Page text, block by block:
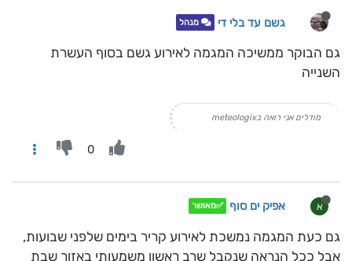
גשם עד בלי די מנהל
גם הבוקר ממשיכה המגמה לאירוע גשם בסוף העשרת
השנייה
מודלים אני רואה בmeteologix
0
א אפיק ים סוף ✅מאושר
גם כעת המגמה נמשכת לאירוע קריר בימים שלפני שבועות,
אבל ככל הנראה שנקבל שרב ראשון משמעותי באזור שבת